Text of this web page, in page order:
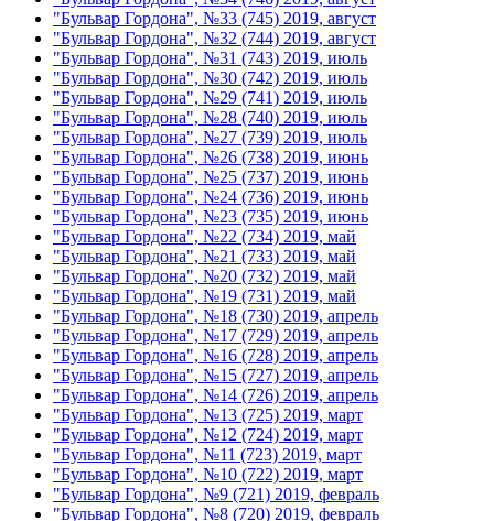
"Бульвар Гордона", №33 (745) 2019, август
"Бульвар Гордона", №32 (744) 2019, август
"Бульвар Гордона", №31 (743) 2019, июль
"Бульвар Гордона", №30 (742) 2019, июль
"Бульвар Гордона", №29 (741) 2019, июль
"Бульвар Гордона", №28 (740) 2019, июль
"Бульвар Гордона", №27 (739) 2019, июль
"Бульвар Гордона", №26 (738) 2019, июнь
"Бульвар Гордона", №25 (737) 2019, июнь
"Бульвар Гордона", №24 (736) 2019, июнь
"Бульвар Гордона", №23 (735) 2019, июнь
"Бульвар Гордона", №22 (734) 2019, май
"Бульвар Гордона", №21 (733) 2019, май
"Бульвар Гордона", №20 (732) 2019, май
"Бульвар Гордона", №19 (731) 2019, май
"Бульвар Гордона", №18 (730) 2019, апрель
"Бульвар Гордона", №17 (729) 2019, апрель
"Бульвар Гордона", №16 (728) 2019, апрель
"Бульвар Гордона", №15 (727) 2019, апрель
"Бульвар Гордона", №14 (726) 2019, апрель
"Бульвар Гордона", №13 (725) 2019, март
"Бульвар Гордона", №12 (724) 2019, март
"Бульвар Гордона", №11 (723) 2019, март
"Бульвар Гордона", №10 (722) 2019, март
"Бульвар Гордона", №9 (721) 2019, февраль
"Бульвар Гордона", №8 (720) 2019, февраль